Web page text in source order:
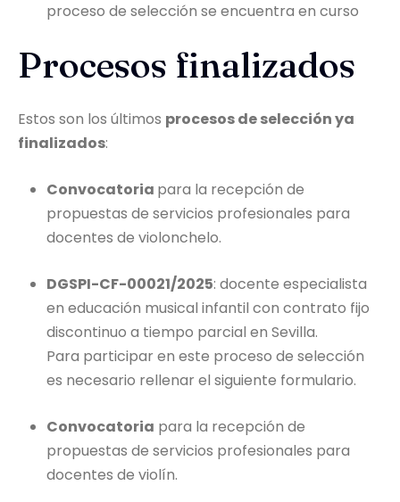
proceso de selección se encuentra en curso
Procesos finalizados
Estos son los últimos procesos de selección ya
finalizados:
Convocatoria para la recepción de
propuestas de servicios profesionales para
docentes de violonchelo.
DGSPI-CF-00021/2025: docente especialista
en educación musical infantil con contrato fijo
discontinuo a tiempo parcial en Sevilla.
Para participar en este proceso de selección
es necesario rellenar el siguiente formulario.
Convocatoria para la recepción de
propuestas de servicios profesionales para
docentes de violín.